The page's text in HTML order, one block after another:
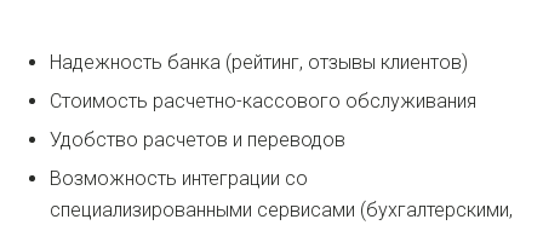
Надежность банка (рейтинг, отзывы клиентов)
Стоимость расчетно-кассового обслуживания
Удобство расчетов и переводов
Возможность интеграции со
специализированными сервисами (бухгалтерскими,